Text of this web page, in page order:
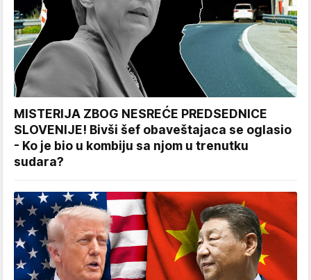
MISTERIJA ZBOG NESREĆE PREDSEDNICE
SLOVENIJE! Bivši šef obaveštajaca se oglasio
- Ko je bio u kombiju sa njom u trenutku
sudara?